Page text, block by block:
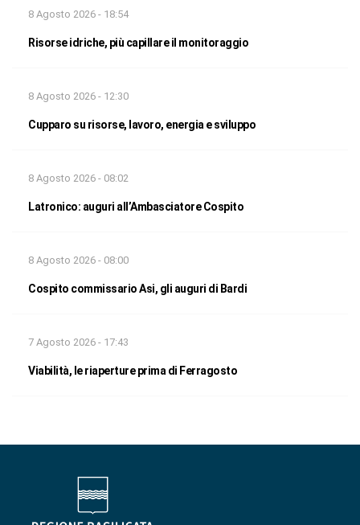
8 Agosto 2026 - 18:54
Risorse idriche, più capillare il monitoraggio
8 Agosto 2026 - 12:30
Cupparo su risorse, lavoro, energia e sviluppo
8 Agosto 2026 - 08:02
Latronico: auguri all’Ambasciatore Cospito
8 Agosto 2026 - 08:00
Cospito commissario Asi, gli auguri di Bardi
7 Agosto 2026 - 17:43
Viabilità, le riaperture prima di Ferragosto